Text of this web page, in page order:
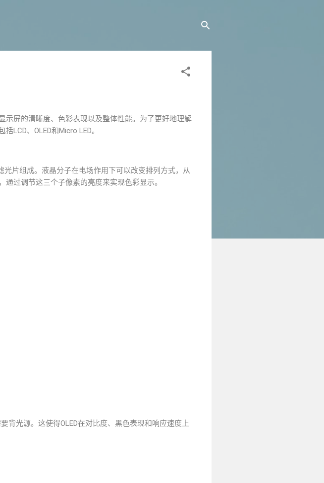
示屏的清晰度、色彩表现以及整体性能。为了更好地理解
LCD、OLED和Micro LED。
片组成。液晶分子在电场作用下可以改变排列方式，从
过调节这三个子像素的亮度来实现色彩显示。
背光源。这使得OLED在对比度、黑色表现和响应速度上